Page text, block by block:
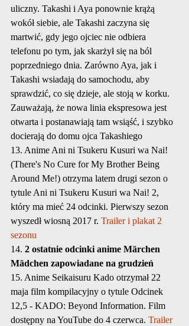
uliczny. Takashi i Aya ponownie krążą
wokół siebie, ale Takashi zaczyna się
martwić, gdy jego ojciec nie odbiera
telefonu po tym, jak skarżył się na ból
poprzedniego dnia. Zarówno Aya, jak i
Takashi wsiadają do samochodu, aby
sprawdzić, co się dzieje, ale stoją w korku.
Zauważają, że nowa linia ekspresowa jest
otwarta i postanawiają tam wsiąść, i szybko
docierają do domu ojca Takashiego
13. Anime Ani ni Tsukeru Kusuri wa Nai!
(There's No Cure for My Brother Being
Around Me!) otrzyma latem drugi sezon o
tytule Ani ni Tsukeru Kusuri wa Nai! 2,
który ma mieć 24 odcinki. Pierwszy sezon
wyszedł wiosną 2017 r. Trailer i plakat 2
sezonu
14. 2 ostatnie odcinki anime Märchen
Mädchen zapowiadane na grudzień
15. Anime Seikaisuru Kado otrzymał 22
maja film kompilacyjny o tytule Odcinek
12,5 - KADO: Beyond Information. Film
dostępny na YouTube do 4 czerwca. Trailer